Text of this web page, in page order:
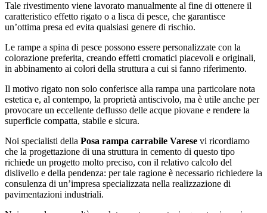
Tale rivestimento viene lavorato manualmente al fine di ottenere il
caratteristico effetto rigato o a lisca di pesce, che garantisce
un’ottima presa ed evita qualsiasi genere di rischio.
Le rampe a spina di pesce possono essere personalizzate con la
colorazione preferita, creando effetti cromatici piacevoli e originali,
in abbinamento ai colori della struttura a cui si fanno riferimento.
Il motivo rigato non solo conferisce alla rampa una particolare nota
estetica e, al contempo, la proprietà antiscivolo, ma è utile anche per
provocare un eccellente deflusso delle acque piovane e rendere la
superficie compatta, stabile e sicura.
Noi specialisti della Posa rampa carrabile Varese vi ricordiamo
che la progettazione di una struttura in cemento di questo tipo
richiede un progetto molto preciso, con il relativo calcolo del
dislivello e della pendenza: per tale ragione è necessario richiedere la
consulenza di un’impresa specializzata nella realizzazione di
pavimentazioni industriali.